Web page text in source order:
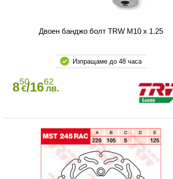
Двоен банджо болт TRW M10 x 1.25
Изпращаме до 48 часа
850
€/1662
лв.